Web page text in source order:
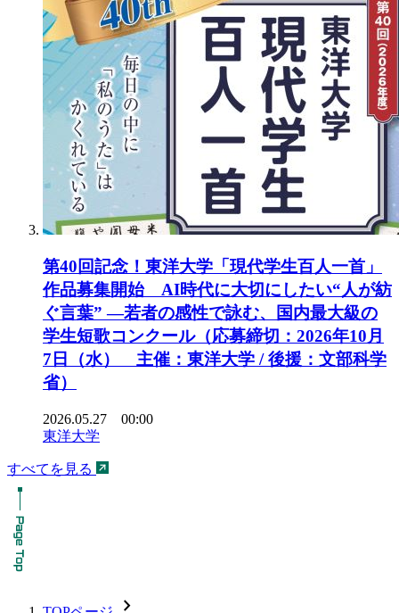
第40回記念！東洋大学「現代学生百人一首」
作品募集開始 AI時代に大切にしたい“人が紡
ぐ言葉” ―若者の感性で詠む、国内最大級の
学生短歌コンクール（応募締切：2026年10月
7日（水） 主催：東洋大学 / 後援：文部科学
省）
2026.05.27 00:00
東洋大学
すべてを見る
chevron_forward